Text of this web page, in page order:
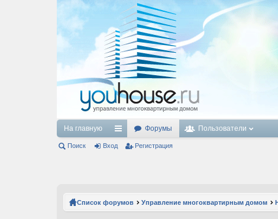
На главную
с
и
Форумы Пользователи
Поиск Вход Регистрация
Список форумов Управление многоквартирным домом